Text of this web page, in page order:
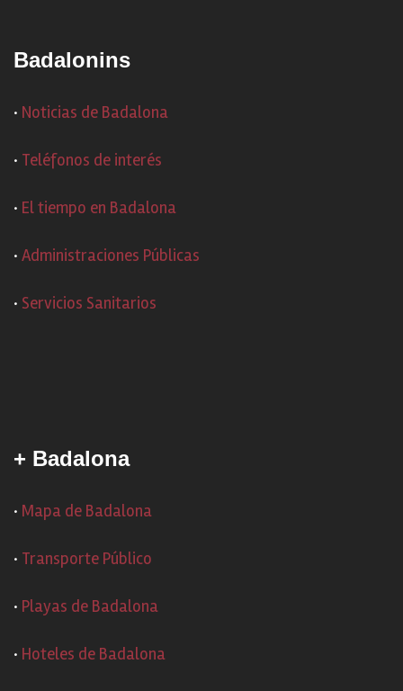
Badalonins
· Noticias de Badalona
· Teléfonos de interés
· El tiempo en Badalona
· Administraciones Públicas
· Servicios Sanitarios
+ Badalona
· Mapa de Badalona
· Transporte Público
· Playas de Badalona
· Hoteles de Badalona